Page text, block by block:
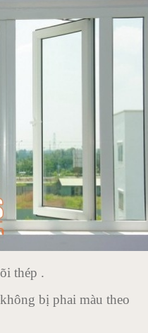
thép .
không bị phai màu theo